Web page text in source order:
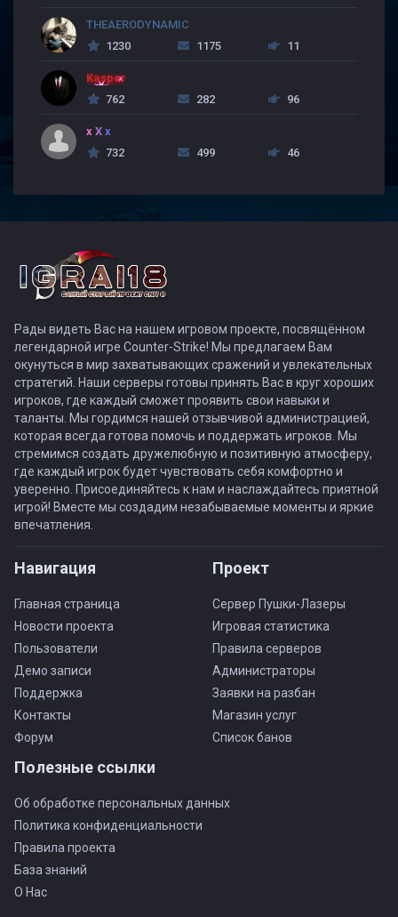
THEAERODYNAMIC
1230
1175 11
Kasper
762
282 96
x X x
732
499 46
Рады видеть Вас на нашем игровом проекте, посвящённом
легендарной игре Counter-Strike! Мы предлагаем Вам
окунуться в мир захватывающих сражений и увлекательных
стратегий. Наши серверы готовы принять Вас в круг хороших
игроков, где каждый сможет проявить свои навыки и
таланты. Мы гордимся нашей отзывчивой администрацией,
которая всегда готова помочь и поддержать игроков. Мы
стремимся создать дружелюбную и позитивную атмосферу,
где каждый игрок будет чувствовать себя комфортно и
уверенно. Присоединяйтесь к нам и наслаждайтесь приятной
игрой! Вместе мы создадим незабываемые моменты и яркие
впечатления.
Навигация
Главная страница
Новости проекта
Пользователи
Демо записи
Поддержка
Контакты
Форум
Проект
Сервер Пушки-Лазеры
Игровая статистика
Правила серверов
Администраторы
Заявки на разбан
Магазин услуг
Список банов
Полезные ссылки
Об обработке персональных данных
Политика конфиденциальности
Правила проекта
База знаний
О Нас